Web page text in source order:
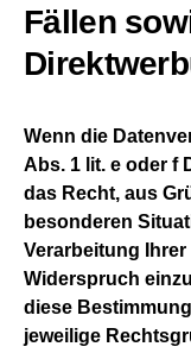
Fällen
Wenn die
Abs. 1 lit. e oder f
das Recht, aus
besonderen
Verarbeitung
Widerspruch
diese
jeweilige